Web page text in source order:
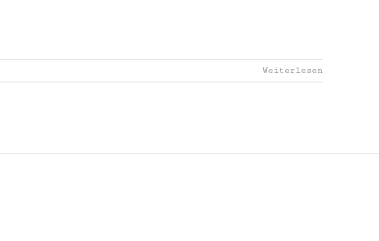
Weiterlesen